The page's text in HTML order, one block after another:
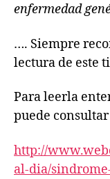
enfermedad
…. Siempre
lectura de este
Para leerla
puede
http://
al-dia/